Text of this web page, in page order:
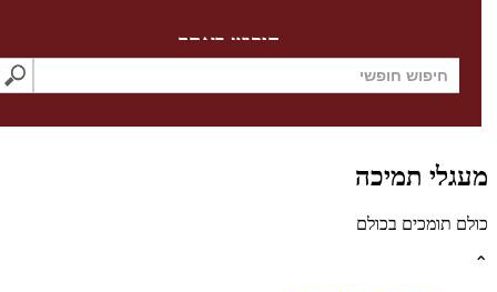
חיפוש באתר
תמיכה
תומכים בכולם